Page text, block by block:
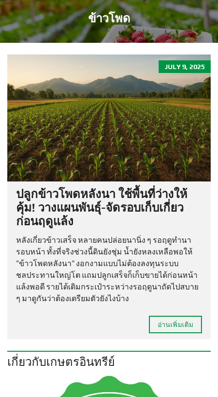
ข้าวโพด
JULY 9, 2025
ปลูกข้าวโพดหลังนา ใช้พื้นที่ว่างให้
คุ้ม! วางแผนพันธุ์-จัดรอบเก็บเกี่ยว
ก่อนฤดูแล้ง
หลังเกี่ยวข้าวเสร็จ หลายคนปล่อยนานิ่ง ๆ รอฤดูทำนา
รอบหน้า ทั้งที่จริงช่วงนี้ดินยังชุ่ม น้ำยังหลงเหลือพอให้
“ข้าวโพดหลังนา” งอกงามแบบไม่ต้องลงทุนระบบ
ชลประทานใหญ่โต แถมปลูกเสร็จก็เก็บขายได้ก่อนหน้า
แล้งพอดี รายได้เติมกระเป๋าระหว่างรอฤดูนาถัดไปสบาย
ๆ มาดูกันว่าต้องเตรียมตัวยังไงบ้าง
อ่านเพิ่มเติม
เกี่ยวกับเกษตรอินทรีย์